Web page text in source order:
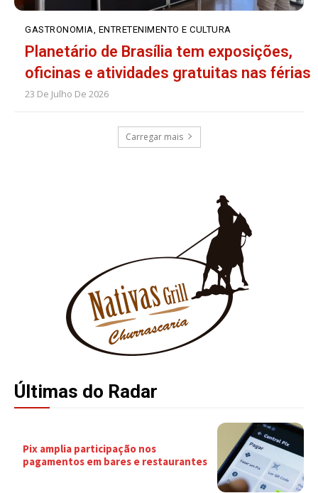
GASTRONOMIA, ENTRETENIMENTO E CULTURA
Planetário de Brasília tem exposições,
oficinas e atividades gratuitas nas férias
23 De Julho De 2026
Carregar mais
Últimas do Radar
Pix amplia participação nos
pagamentos em bares e restaurantes